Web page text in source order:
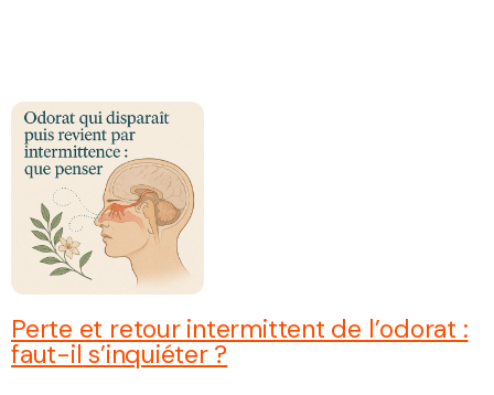
Perte et retour intermittent de l’odorat :
faut-il s’inquiéter ?